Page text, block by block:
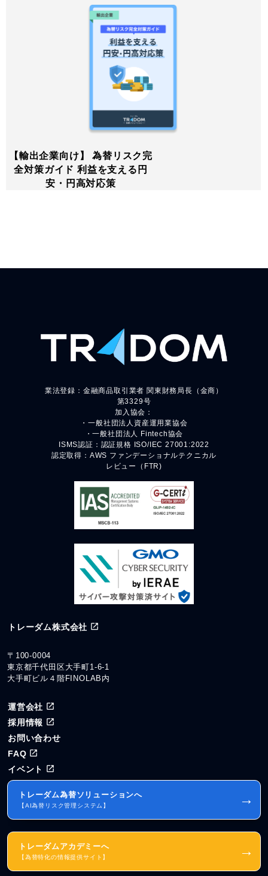
【輸出企業向け】 為替リスク完
全対策ガイド 利益を支える円
安・円高対応策
業法登録：金融商品取引業者 関東財務局長（金商）
第3329号
加入協会：
・一般社団法人資産運用業協会
・一般社団法人 Fintech協会
ISMS認証：認証規格 ISO/IEC 27001:2022
認定取得：AWS ファンデーショナルテクニカル
レビュー（FTR)
トレーダム株式会社
〒100-0004
東京都千代田区大手町1-6-1
大手町ビル４階FINOLAB内
運営会社
採用情報
お問い合わせ
FAQ
イベント
トレーダム為替ソリューションへ
【AI為替リスク管理システム】 →
トレーダムアカデミーへ
【為替特化の情報提供サイト】 →